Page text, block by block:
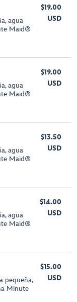
agua
Maid®
$19.00
USD
agua
Maid®
$19.00
USD
agua
Maid®
$13.50
USD
agua
Maid®
$14.00
USD
pequeña,
Minute
$15.00
USD